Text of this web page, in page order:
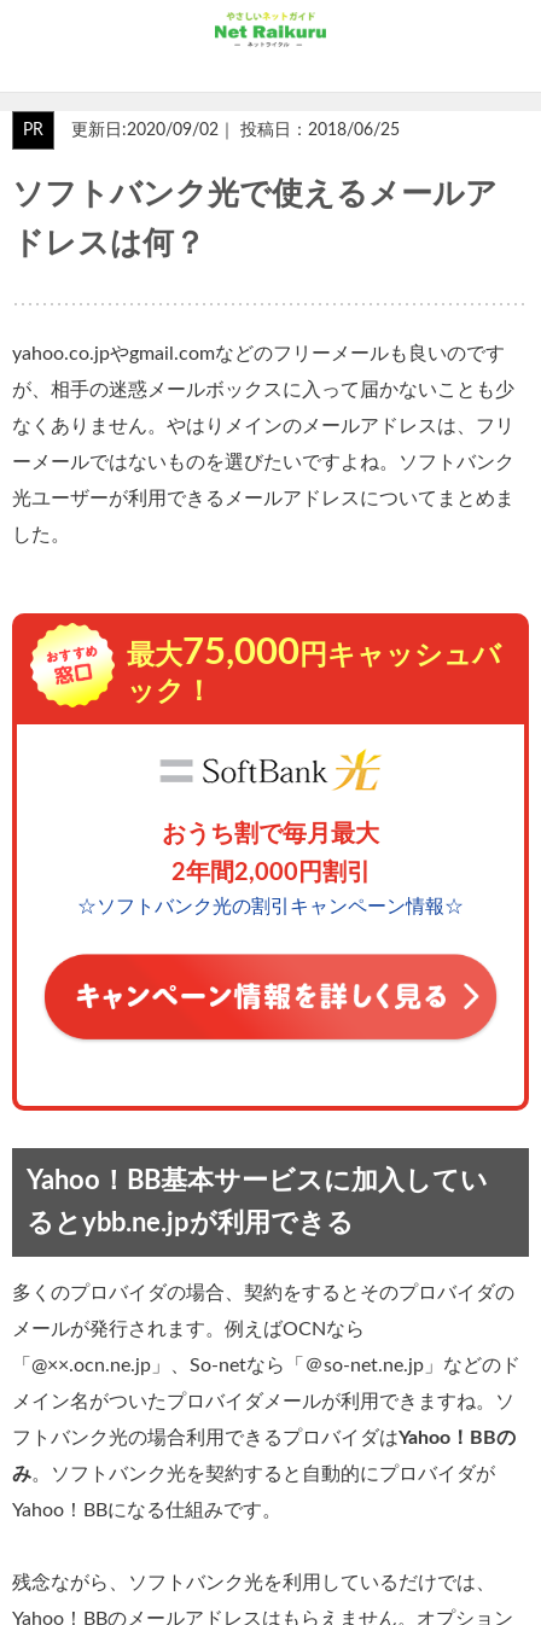
PR 更新日:2020/09/02｜ 投稿日：2018/06/25
ソフトバンク光で使えるメールア
ドレスは何？
yahoo.co.jpやgmail.comなどのフリーメールも良いのです
が、相手の迷惑メールボックスに入って届かないことも少
なくありません。やはりメインのメールアドレスは、フリ
ーメールではないものを選びたいですよね。ソフトバンク
光ユーザーが利用できるメールアドレスについてまとめま
した。
最大75,000 円キャッシュバ
ック！
おうち割で毎月最大
2年間2,000円割引
☆ソフトバンク光の割引キャンペーン情報☆
Yahoo！BB基本サービスに加入してい
るとybb.ne.jpが利用できる
多くのプロバイダの場合、契約をするとそのプロバイダの
メールが発行されます。例えばOCNなら
「@××.ocn.ne.jp」、So-netなら「＠so-net.ne.jp」などのド
メイン名がついたプロバイダメールが利用できますね。ソ
フトバンク光の場合利用できるプロバイダはYahoo！BBの
み。ソフトバンク光を契約すると自動的にプロバイダが
Yahoo！BBになる仕組みです。
残念ながら、ソフトバンク光を利用しているだけでは、
Yahoo！BBのメールアドレスはもらえません。オプション